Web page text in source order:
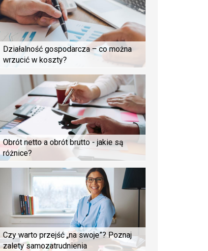
Działalność gospodarcza – co można
wrzucić w koszty?
Obrót netto a obrót brutto - jakie są
różnice?
Czy warto przejść „na swoje”? Poznaj
zalety samozatrudnienia